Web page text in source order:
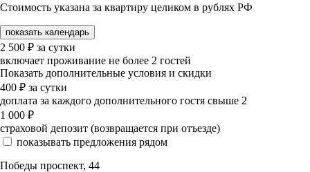
Стоимость указана за квартиру целиком в рублях РФ
показать календарь
2 500 ₽ за сутки
включает проживание не более 2 гостей
Показать дополнительные условия и скидки
400 ₽ за сутки
доплата за каждого дополнительного гостя свыше 2
1 000 ₽
страховой депозит (возвращается при отъезде)
показывать предложения рядом
Победы проспект, 44